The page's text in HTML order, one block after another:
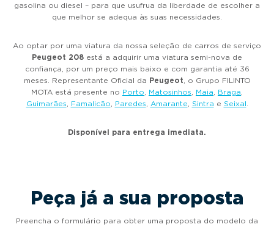
gasolina ou diesel – para que usufrua da liberdade de escolher a
que melhor se adequa às suas necessidades.
Ao optar por uma viatura da nossa seleção de carros de serviço
Peugeot 208 está a adquirir uma viatura semi-nova de
confiança, por um preço mais baixo e com garantia até 36
meses. Representante Oficial da Peugeot, o Grupo FILINTO
MOTA está presente no Porto, Matosinhos, Maia, Braga,
Guimarães, Famalicão, Paredes, Amarante, Sintra e Seixal.
Disponível para entrega imediata.
Peça já a sua proposta
Preencha o formulário para obter uma proposta do modelo da